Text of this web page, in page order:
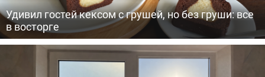
Удивил гостей кексом с грушей, но без груши: все
в восторге